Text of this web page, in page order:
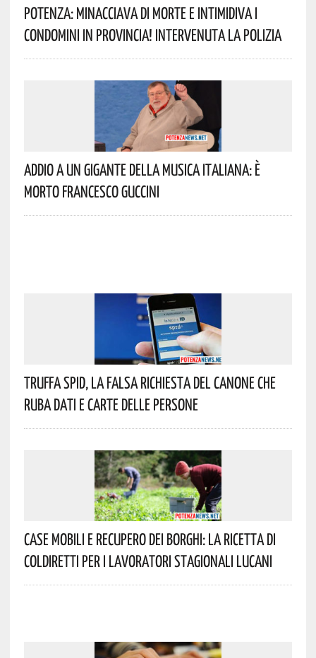
Potenza: Minacciava Di Morte E Intimidiva I
Condomini In Provincia! Intervenuta La Polizia
Addio A Un Gigante Della Musica Italiana: È
Morto Francesco Guccini
Truffa Spid, La Falsa Richiesta Del Canone Che
Ruba Dati E Carte Delle Persone
Case Mobili E Recupero Dei Borghi: La Ricetta Di
Coldiretti Per I Lavoratori Stagionali Lucani